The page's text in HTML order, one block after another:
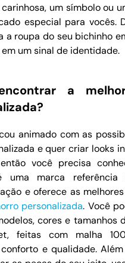
um símbolo ou
especial para vocês.
a roupa do seu bichinho
um sinal de identidade.
a
animado com as
e quer criar looks
você precisa
uma marca
e oferece as
personalizada. Você
cores e tamanhos
feitas com malha
e qualidade.